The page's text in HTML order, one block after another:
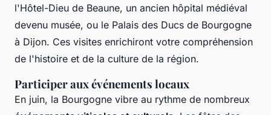
l'Hôtel-Dieu de Beaune, un ancien hôpital médiéval
devenu musée, ou le Palais des Ducs de Bourgogne
à Dijon. Ces visites enrichiront votre compréhension
de l'histoire et de la culture de la région.
Participer aux événements locaux
En juin, la Bourgogne vibre au rythme de nombreux